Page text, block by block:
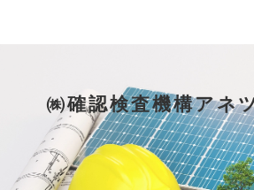
㈱確認検査機構アネ